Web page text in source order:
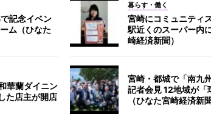
記念イベン
ム（ひなた
暮らす・働く
宮崎にコミュニティ
駅近くのスーパー内
崎経済新聞）
華蘭ダイニン
た店主が開店
宮崎・都城で「南九
記者会見 12地域が「
（ひなた宮崎経済新聞